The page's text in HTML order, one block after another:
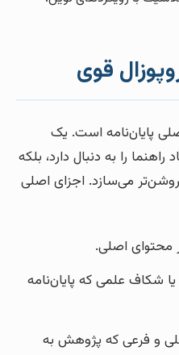
قوی
پایان‌نامه است. یک
راهنما را به دنبال دارد، بلکه
می‌سازد. اجزای اصلی
محتوای اصلی.
شکاف علمی که پایان‌نامه
و فرعی که پژوهش به